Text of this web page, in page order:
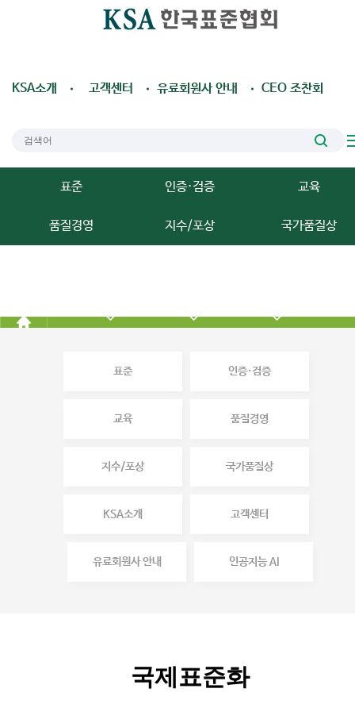
KSA소개 고객센터 유료회원사 안내 CEO 조찬회
표준 인증·검증 교육
품질경영 지수/포상 국가품질상
표준 인증·검증
교육 품질경영
지수/포상 국가품질상
KSA소개 고객센터
유료회원사 안내 인공지능 AI
국제표준화